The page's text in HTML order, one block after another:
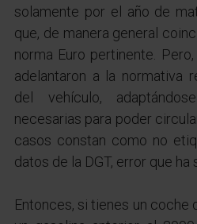
solamente por el año de
que, de manera general
norma Euro pertinente.
adelantaron a la normativa
del vehículo,
necesarias para poder
casos constan como no
datos de la DGT, error que ha
Entonces, si tienes un coche